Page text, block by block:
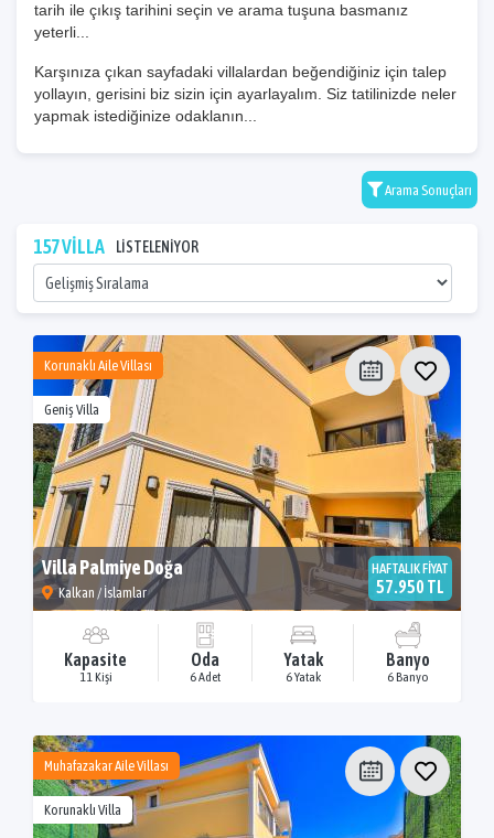
tarih ile çıkış tarihini seçin ve arama tuşuna basmanız
yeterli...
Karşınıza çıkan sayfadaki villalardan beğendiğiniz için talep
yollayın, gerisini biz sizin için ayarlayalım. Siz tatilinizde neler
yapmak istediğinize odaklanın...
Arama Sonuçları
157 VİLLA LİSTELENİYOR
Korunaklı Aile Villası
Geniş Villa
Villa Palmiye Doğa
Kalkan / İslamlar
HAFTALIK FİYAT
57.950 TL
Kapasite
11 Kişi
Oda
6 Adet
Yatak
6 Yatak
Banyo
6 Banyo
Muhafazakar Aile Villası
Korunaklı Villa